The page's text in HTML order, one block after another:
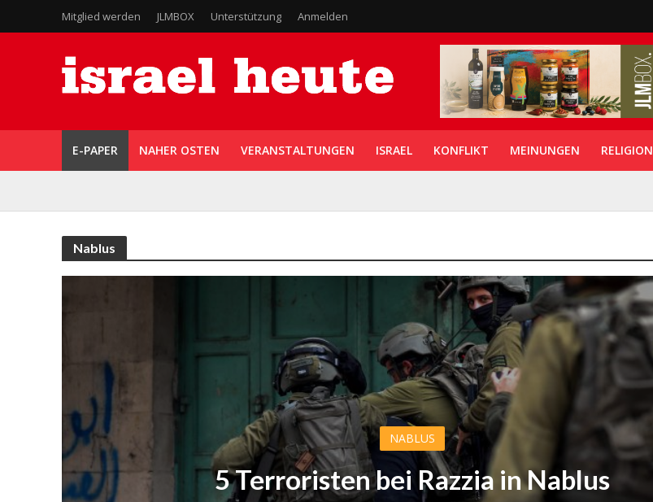
Mitglied werden JLMBOX Unterstützung Anmelden
E-PAPER NAHER OSTEN VERANSTALTUNGEN ISRAEL KONFLIKT MEINUNGEN RELIGION
Nablus
NABLUS
5 Terroristen bei Razzia in Nablus